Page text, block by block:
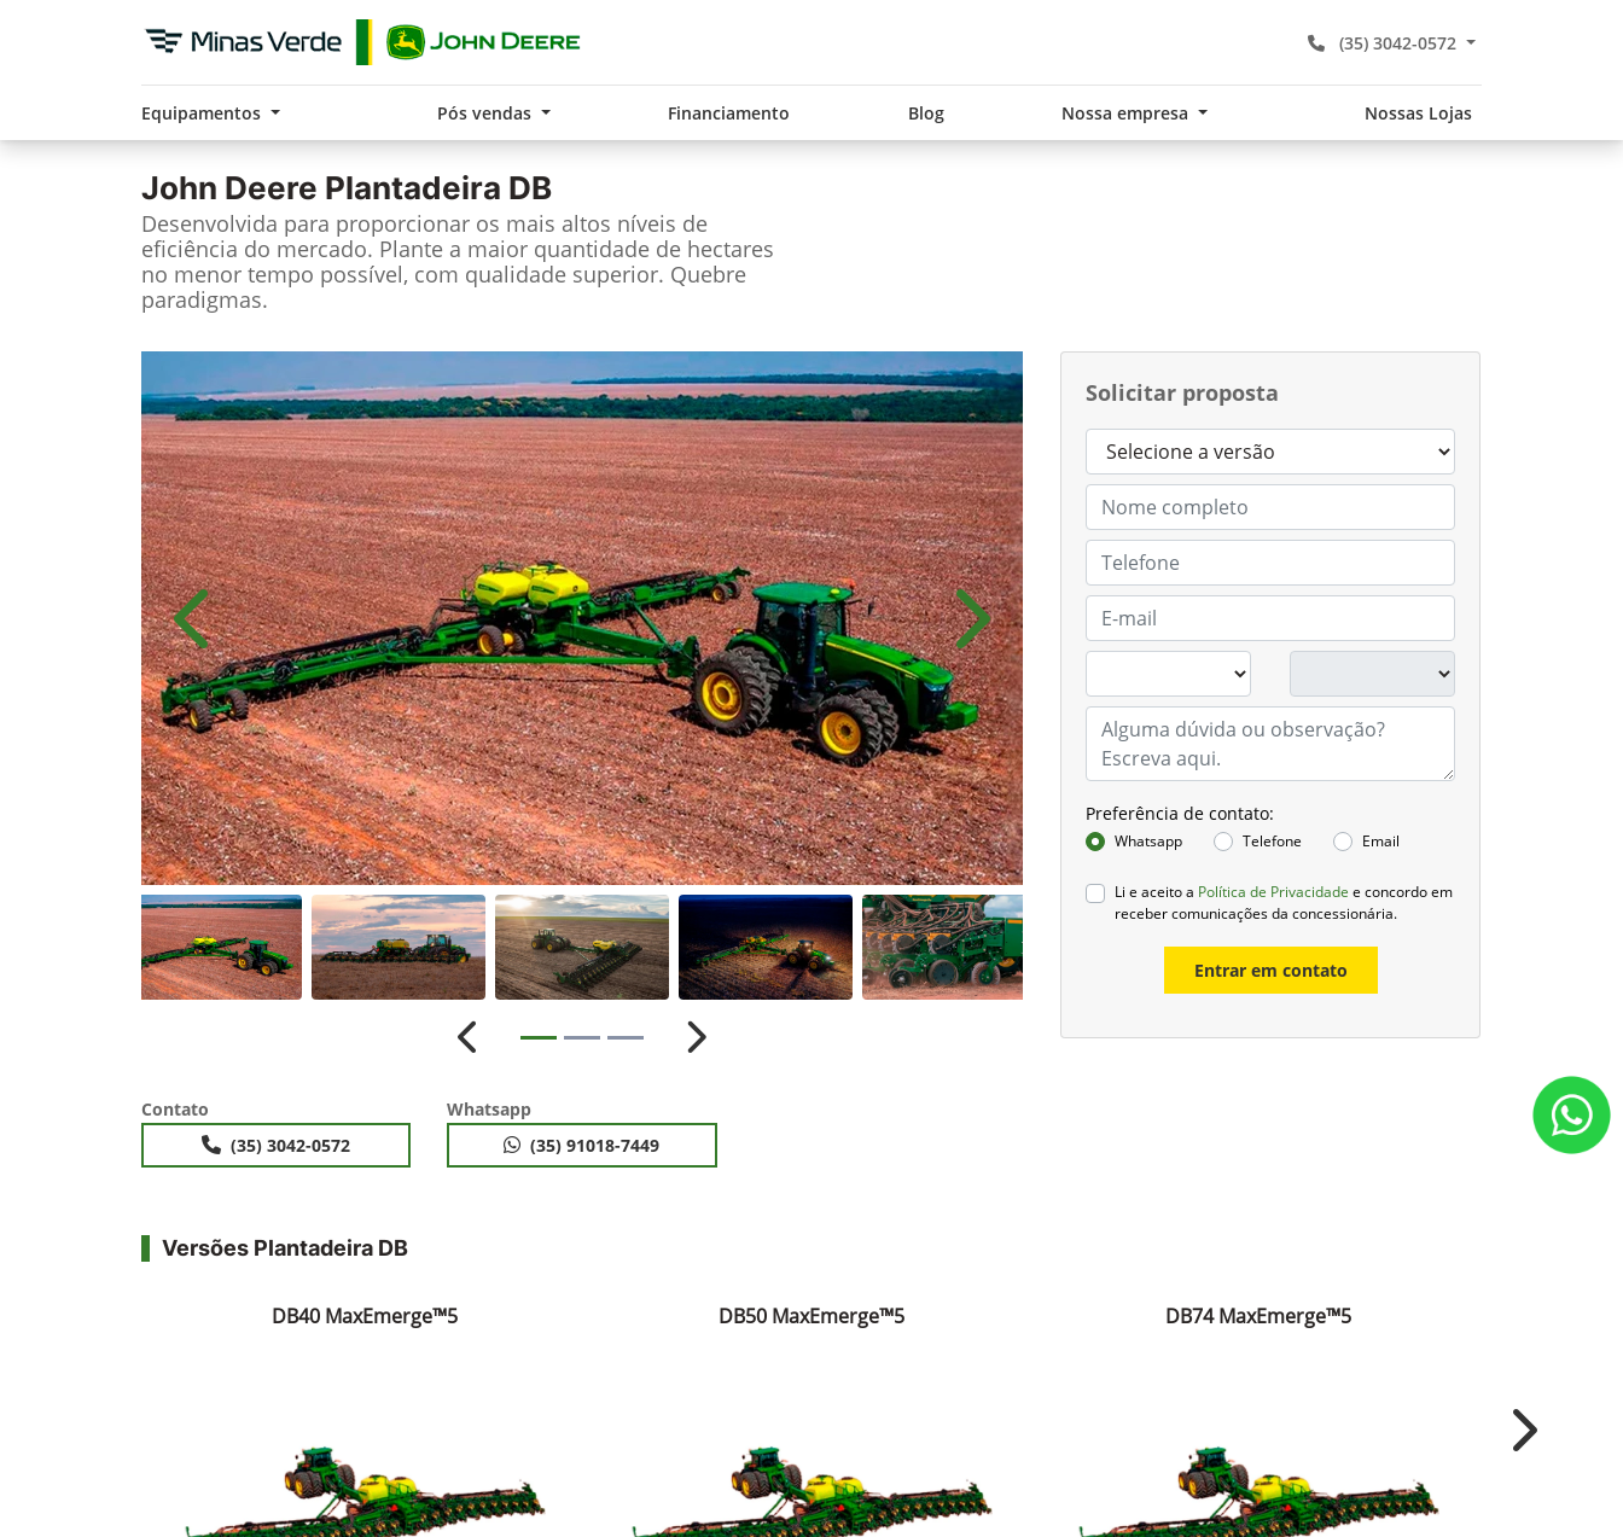
(35) 3042-0572
Equipamentos Pós vendas Financiamento Blog Nossa empresa Nossas Lojas
John Deere Plantadeira DB
Desenvolvida para proporcionar os mais altos níveis de
eficiência do mercado. Plante a maior quantidade de hectares
no menor tempo possível, com qualidade superior. Quebre
paradigmas.
Solicitar proposta
Preferência de contato:
Whatsapp Telefone Email
Li e aceito a Política de Privacidade e concordo em
receber comunicações da concessionária.
Entrar em contato
Anterior Próximo
Anterior Próximo
Contato
(35) 3042-0572
Whatsapp
(35) 91018-7449
Versões Plantadeira DB
DB40 MaxEmerge™5 DB50 MaxEmerge™5 DB74 MaxEmerge™5
Next